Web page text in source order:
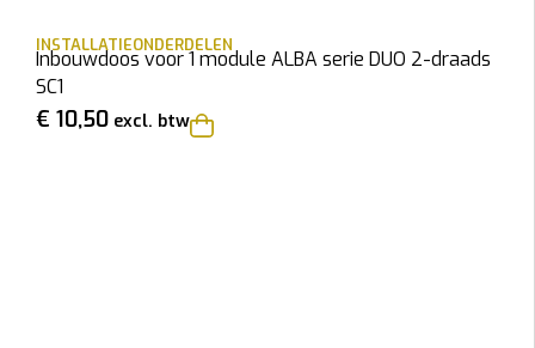
INSTALLATIEONDERDELEN
Inbouwdoos voor 1 module ALBA serie DUO 2-draads
SC1
€ 10,50 excl. btw